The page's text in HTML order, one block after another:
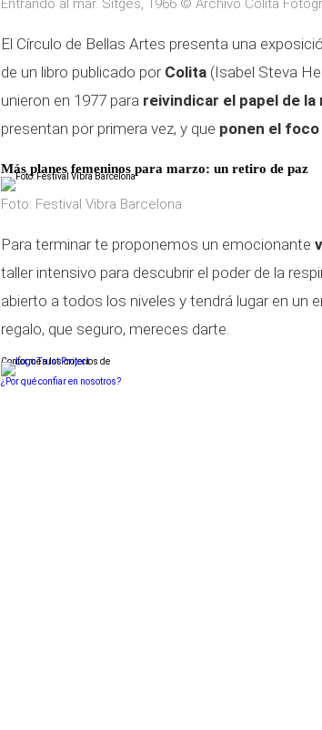
Entrando al mar. Sitges, 1966 © Archivo Colita
El Círculo de Bellas Artes presenta una
de un libro publicado por Colita (Isabel Steva
unieron en 1977 para reivindicar el papel de la
presentan por primera vez, y que ponen el foco
Más planes femeninos para marzo: un retiro de paz
Foto: Festival Vibra Barcelona
Para terminar te proponemos un emocionante
taller intensivo para descubrir el poder de la
abierto a todos los niveles y tendrá lugar en un
regalo, que seguro, mereces darte.
Conforme a los criterios de
¿Por qué confiar en nosotros?